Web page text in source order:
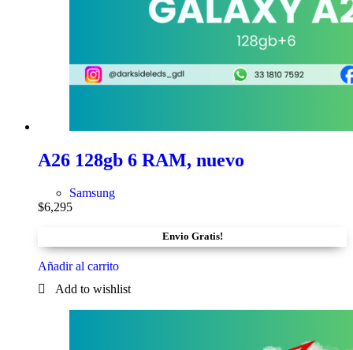
A26 128gb 6 RAM, nuevo
Samsung
$6,295
Envio Gratis!
Añadir al carrito